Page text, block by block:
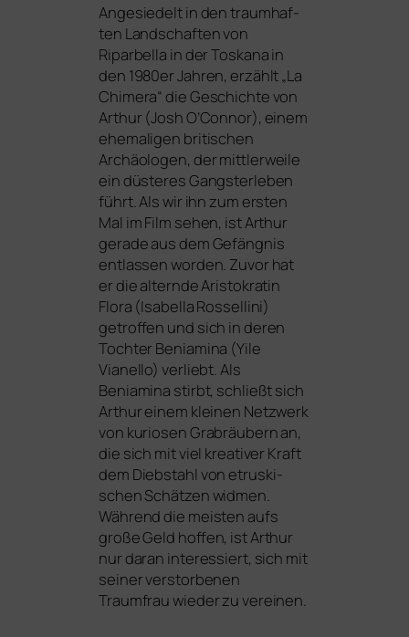
Angesiedelt in den traum­haf­
ten Landschaften von
Riparbella in der Toskana in
den 1980er Jahren, erzählt „La
Chimera“ die Geschichte von
Arthur (Josh O’Connor), einem
ehe­ma­li­gen bri­ti­schen
Archäologen, der mitt­ler­wei­le
ein düs­te­res Gangsterleben
führt. Als wir ihn zum ers­ten
Mal im Film sehen, ist Arthur
gera­de aus dem Gefängnis
ent­las­sen wor­den. Zuvor hat
er die altern­de Aristokratin
Flora (Isabella Rossellini)
getrof­fen und sich in deren
Tochter Beniamina (Yile
Vianello) ver­liebt. Als
Beniamina stirbt, schließt sich
Arthur einem klei­nen Netzwerk
von kurio­sen Grabräubern an,
die sich mit viel krea­ti­ver Kraft
dem Diebstahl von etrus­ki­
schen Schätzen wid­men.
Während die meis­ten aufs
gro­ße Geld hof­fen, ist Arthur
nur dar­an inter­es­siert, sich mit
sei­ner ver­stor­be­nen
Traumfrau wie­der zu vereinen.